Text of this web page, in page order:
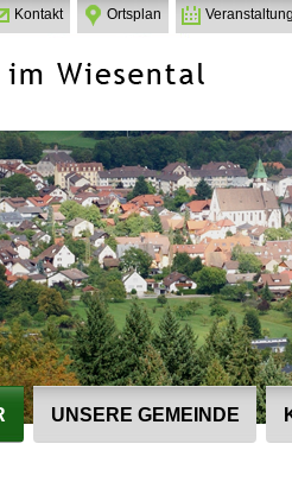
Kontakt Ortsplan
UNSERE GEMEINDE